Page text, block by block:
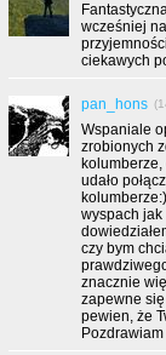
wcześniej
ciekawych
pan_hons
Wspaniale
zrobionych
udało
wyspach jak
czy bym
znacznie
zapewne
pewien, że